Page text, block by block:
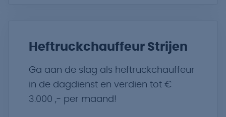
Heftruckchauffeur Strijen
Ga aan de slag als heftruckchauffeur
in de dagdienst en verdien tot €
3.000 ,- per maand!